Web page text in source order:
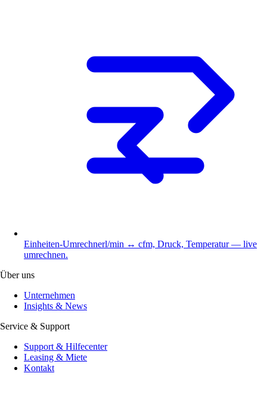
Einheiten-Umrechnerl/min ↔ cfm, Druck, Temperatur — live
umrechnen.
Über uns
Unternehmen
Insights & News
Service & Support
Support & Hilfecenter
Leasing & Miete
Kontakt